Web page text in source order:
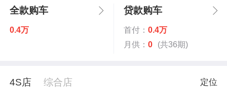
全款购车
0.4万
贷款购车
首付： 0.4万
月供： 0 (共36期)
4S店 综合店 定位